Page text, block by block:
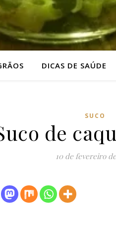
DICAS DE SAÚDE
SUCO
de
10 de fevereiro